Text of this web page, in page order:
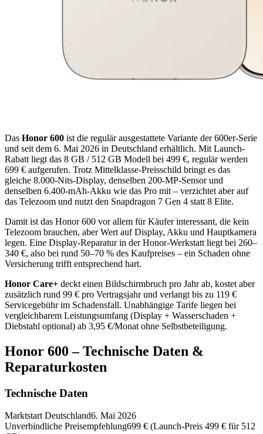
Das Honor 600 ist die regulär ausgestattete Variante der 600er-Serie
und seit dem 6. Mai 2026 in Deutschland erhältlich. Mit Launch-
Rabatt liegt das 8 GB / 512 GB Modell bei 499 €, regulär werden
699 € aufgerufen. Trotz Mittelklasse-Preisschild bringt es das
gleiche 8.000-Nits-Display, denselben 200-MP-Sensor und
denselben 6.400-mAh-Akku wie das Pro mit – verzichtet aber auf
das Telezoom und nutzt den Snapdragon 7 Gen 4 statt 8 Elite.
Damit ist das Honor 600 vor allem für Käufer interessant, die kein
Telezoom brauchen, aber Wert auf Display, Akku und Hauptkamera
legen. Eine Display-Reparatur in der Honor-Werkstatt liegt bei 260–
340 €, also bei rund 50–70 % des Kaufpreises – ein Schaden ohne
Versicherung trifft entsprechend hart.
Honor Care+ deckt einen Bildschirmbruch pro Jahr ab, kostet aber
zusätzlich rund 99 € pro Vertragsjahr und verlangt bis zu 119 €
Servicegebühr im Schadensfall. Unabhängige Tarife liegen bei
vergleichbarem Leistungsumfang (Display + Wasserschaden +
Diebstahl optional) ab 3,95 €/Monat ohne Selbstbeteiligung.
Honor 600 – Technische Daten &
Reparaturkosten
Technische Daten
Marktstart Deutschland6. Mai 2026
Unverbindliche Preisempfehlung699 € (Launch-Preis 499 € für 512